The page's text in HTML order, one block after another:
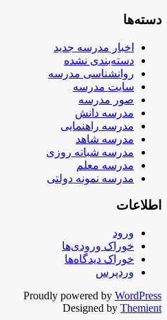
دسته‌ها
اخبار مدرسه جدید
دسته‌بندی نشده
روانشناسی مدرسه
سایت مدرسه
صور مدرسه
مدرسه دانش
مدرسه راهنمایی
مدرسه شاهد
مدرسه شبانه روزی
مدرسه معلم
مدرسه نمونه دولتی
اطلاعات
ورود
خوراک ورودی‌ها
خوراک دیدگاه‌ها
وردپرس
Proudly powered by WordPress
Designed by Themient